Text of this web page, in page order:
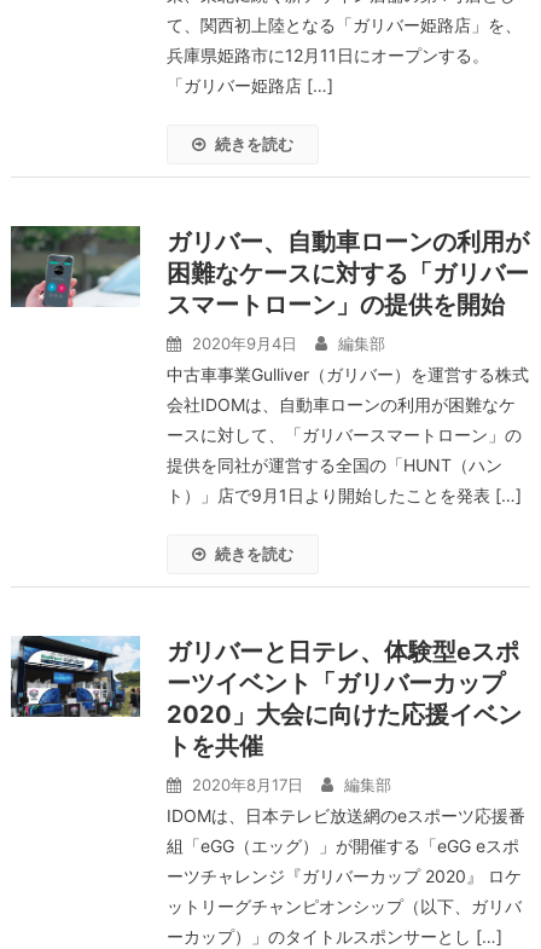
て、関西初上陸となる「ガリバー姫路店」を、
兵庫県姫路市に12月11日にオープンする。
「ガリバー姫路店 […]
続きを読む
ガリバー、自動車ローンの利用が
困難なケースに対する「ガリバー
スマートローン」の提供を開始
2020年9月4日 編集部
中古車事業Gulliver（ガリバー）を運営する株式
会社IDOMは、自動車ローンの利用が困難なケ
ースに対して、「ガリバースマートローン」の
提供を同社が運営する全国の「HUNT（ハン
ト）」店で9月1日より開始したことを発表 […]
続きを読む
ガリバーと日テレ、体験型eスポ
ーツイベント「ガリバーカップ
2020」大会に向けた応援イベン
トを共催
2020年8月17日 編集部
IDOMは、日本テレビ放送網のeスポーツ応援番
組「eGG（エッグ）」が開催する「eGG eスポ
ーツチャレンジ『ガリバーカップ 2020』 ロケ
ットリーグチャンピオンシップ（以下、ガリバ
ーカップ）」のタイトルスポンサーとし […]